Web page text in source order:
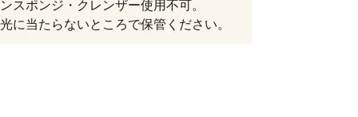
スポンジ・クレンザー使用不可。
に当たらないところで保管ください。